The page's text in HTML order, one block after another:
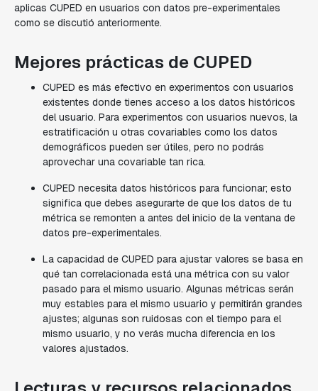
aplicas CUPED en usuarios con datos pre-experimentales
como se discutió anteriormente.
Mejores prácticas de CUPED
CUPED es más efectivo en experimentos con usuarios
existentes donde tienes acceso a los datos históricos
del usuario. Para experimentos con usuarios nuevos, la
estratificación u otras covariables como los datos
demográficos pueden ser útiles, pero no podrás
aprovechar una covariable tan rica.
CUPED necesita datos históricos para funcionar; esto
significa que debes asegurarte de que los datos de tu
métrica se remonten a antes del inicio de la ventana de
datos pre-experimentales.
La capacidad de CUPED para ajustar valores se basa en
qué tan correlacionada está una métrica con su valor
pasado para el mismo usuario. Algunas métricas serán
muy estables para el mismo usuario y permitirán grandes
ajustes; algunas son ruidosas con el tiempo para el
mismo usuario, y no verás mucha diferencia en los
valores ajustados.